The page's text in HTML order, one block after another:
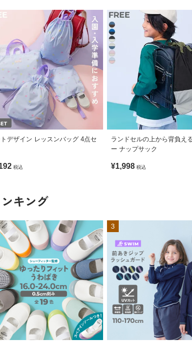
デザイン レッスンバッグ 4点セ
税込
ランドセルの上から背負え
ー ナップサック
¥1,998 税込
キング
3